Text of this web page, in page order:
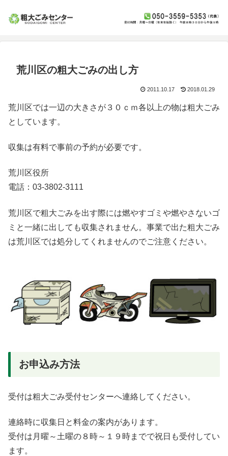
荒川区の粗大ごみの出し方
2011.10.17 2018.01.29
荒川区では一辺の大きさが３０ｃｍ各以上の物は粗大ごみ
としています。
収集は有料で事前の予約が必要です。
荒川区役所
電話：03-3802-3111
荒川区で粗大ごみを出す際には燃やすゴミや燃やさないゴ
ミと一緒に出しても収集されません。事業で出た粗大ごみ
は荒川区では処分してくれませんのでご注意ください。
お申込み方法
受付は粗大ごみ受付センターへ連絡してください。
連絡時に収集日と料金の案内があります。
受付は月曜～土曜の８時～１９時までで祝日も受付してい
ます。